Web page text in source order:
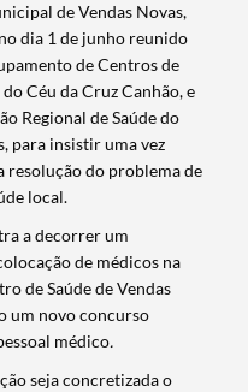
de Vendas Novas,
dia 1 de junho reunido
de Centros de
Céu da Cruz Canhão, e
Regional de Saúde do
para insistir uma vez
resolução do problema de
local.
a decorrer um
de médicos na
de Saúde de Vendas
um novo concurso
médico.
seja concretizada o